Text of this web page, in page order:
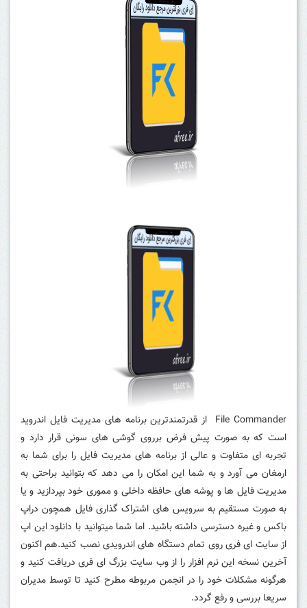
File Commander از قدرتمندترین برنامه های مدیریت فایل اندروید
است که به صورت پیش فرض برروی گوشی های سونی قرار دارد و
تجربه ای متفاوت و عالی از برنامه های مدیریت فایل را برای شما به
ارمغان می آورد و به شما این امکان را می دهد که بتوانید براحتی به
مدیریت فایل ها و پوشه های حافظه داخلی و مموری خود بپردازید و یا
به صورت مستقیم به سرویس های اشتراک گذاری فایل همچون دراپ
باکس و غیره دسترسی داشته باشید. اما شما میتوانید با دانلود این اپ
از سایت ای فری روی تمام دستگاه های اندرویدی نصب کنید.هم اکنون
آخرین نسخه این نرم افزار را از وب سایت بزرگ ای فری دریافت کنید و
هرگونه مشکلات خود را در انجمن مربوطه مطرح کنید تا توسط مدیران
سریعا بررسی و رفع گردد.